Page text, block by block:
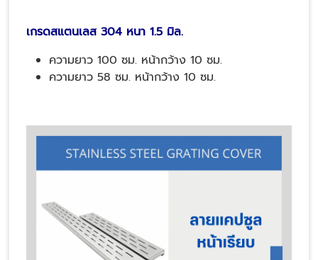
เกรดสแตนเลส 304 หนา 1.5 มิล.
ความยาว 100 ซม. หน้ากว้าง 10 ซม.
ความยาว 58 ซม. หน้ากว้าง 10 ซม.